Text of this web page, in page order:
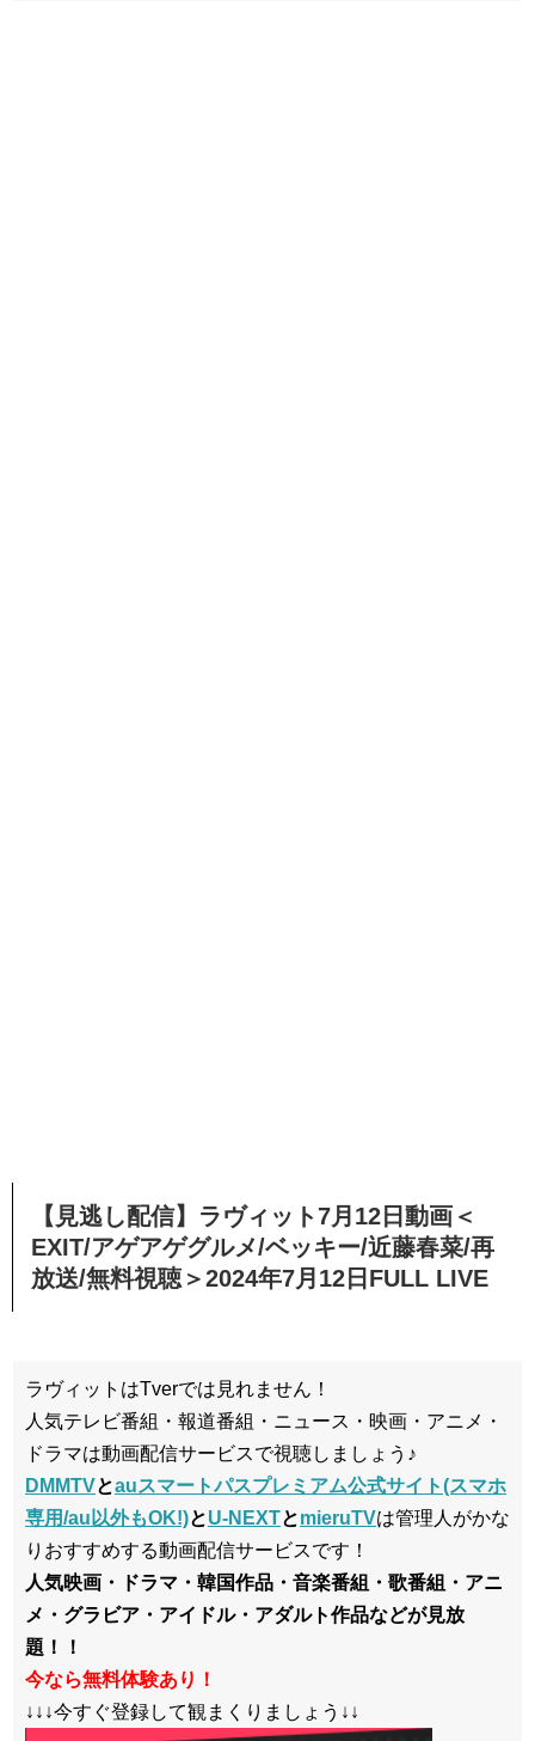
【見逃し配信】ラヴィット7月12日動画＜
EXIT/アゲアゲグルメ/ベッキー/近藤春菜/再
放送/無料視聴＞2024年7月12日FULL LIVE
ラヴィットはTverでは見れません！
人気テレビ番組・報道番組・ニュース・映画・アニメ・
ドラマは動画配信サービスで視聴しましょう♪
DMMTVとauスマートパスプレミアム公式サイト(スマホ
専用/au以外もOK!)とU-NEXTとmieruTVは管理人がかな
りおすすめする動画配信サービスです！
人気映画・ドラマ・韓国作品・音楽番組・歌番組・アニ
メ・グラビア・アイドル・アダルト作品などが見放
題！！
今なら無料体験あり！
↓↓↓今すぐ登録して観まくりましょう↓↓